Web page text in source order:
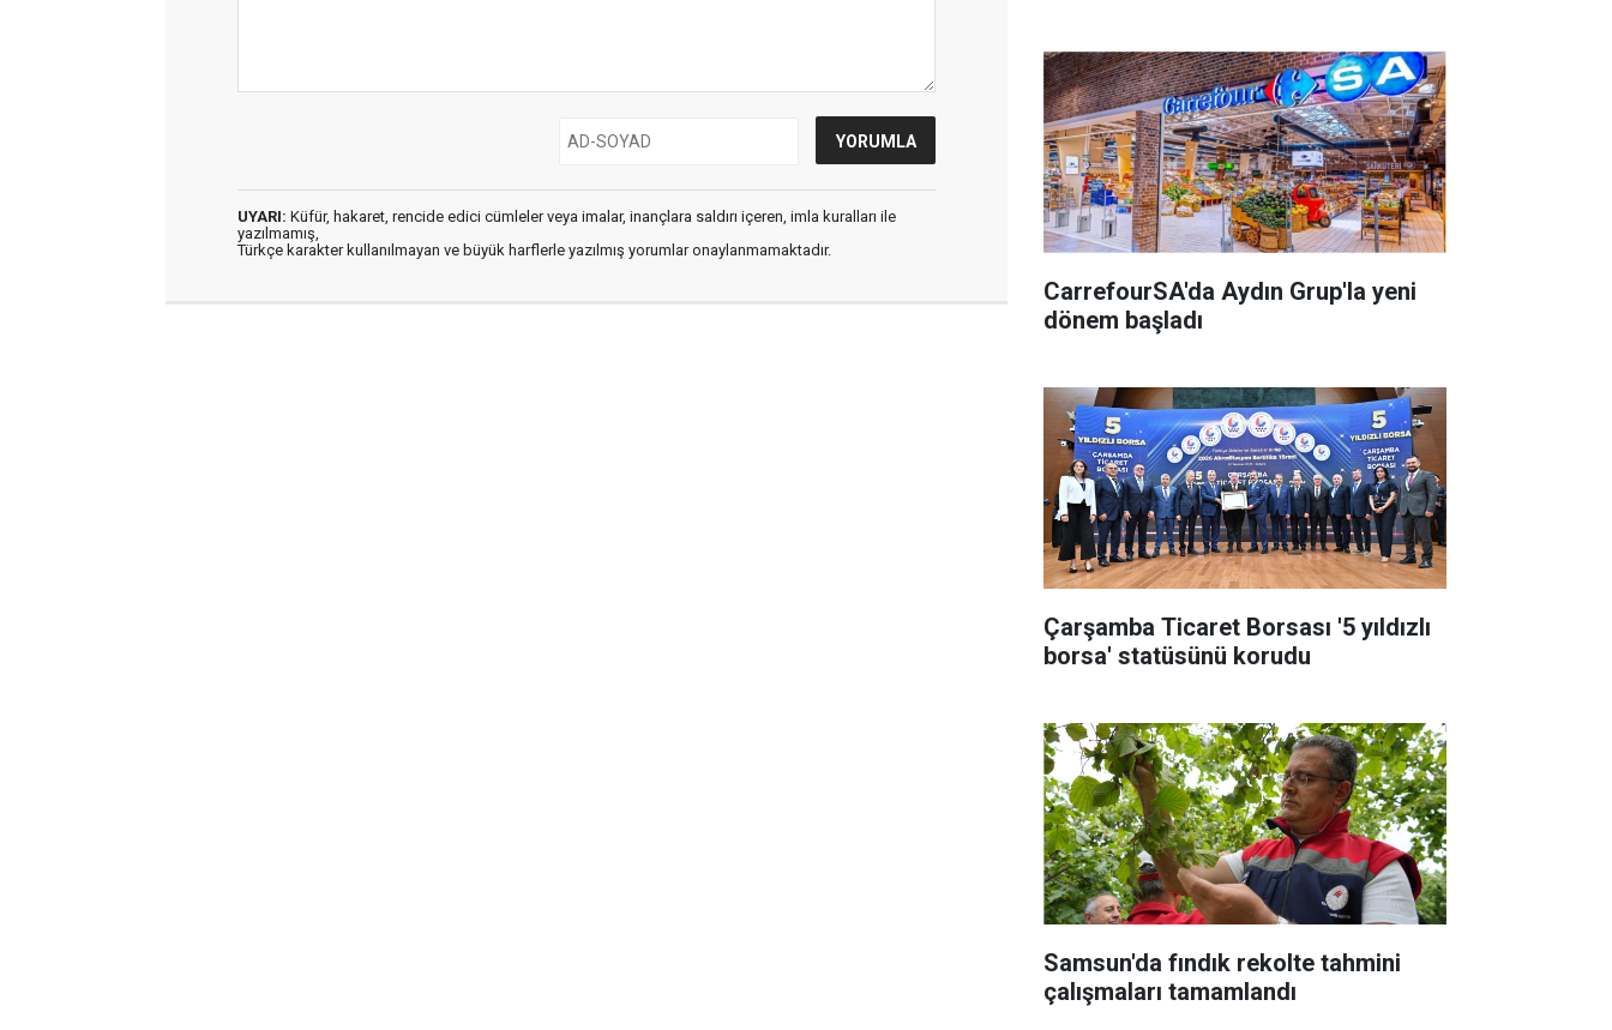
UYARI: Küfür, hakaret, rencide edici cümleler veya imalar, inançlara saldırı içeren, imla kuralları ile
yazılmamış,
Türkçe karakter kullanılmayan ve büyük harflerle yazılmış yorumlar onaylanmamaktadır.
CarrefourSA'da Aydın Grup'la yeni
dönem başladı
Çarşamba Ticaret Borsası '5 yıldızlı
borsa' statüsünü korudu
Samsun'da fındık rekolte tahmini
çalışmaları tamamlandı